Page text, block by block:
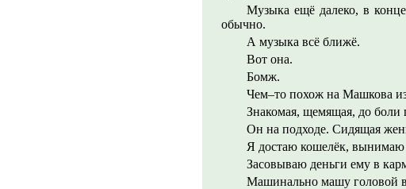
Музыка ещё далеко, в конце
обычно.
А музыка всё ближё.
Вот она.
Бомж.
Чем–то похож на Машкова
Знакомая, щемящая, до
Он на подходе. Сидящая
Я достаю кошелёк, вынимаю
Засовываю деньги ему в
Машинально машу головой